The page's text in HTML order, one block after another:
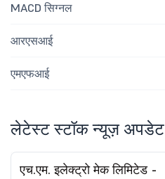
MACD सिग्नल
आरएसआई
एमएफआई
लेटेस्ट स्टॉक न्यूज़ अपडेट
एच.एम. इलेक्ट्रो मेक लिमिटेड -